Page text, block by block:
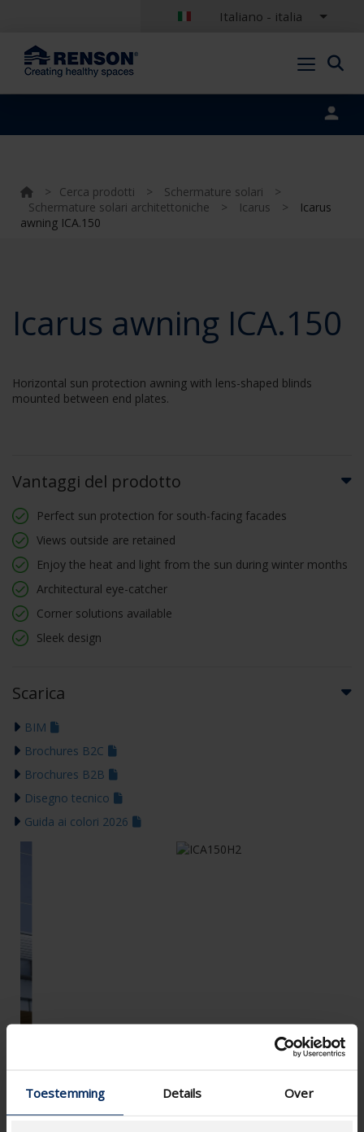
Toestemming Details Over
Italiano - italia
> Cerca prodotti > Schermature solari
>
Schermature solari architettoniche
> Icarus >
Icarus
awning ICA.150
Icarus awning ICA.150
Horizontal sun protection awning with lens-shaped blinds
mounted between end plates.
Vantaggi del prodotto
Perfect sun protection for south-facing facades
Views outside are retained
Enjoy the heat and light from the sun during winter months
Architectural eye-catcher
Corner solutions available
Sleek design
Scarica
BIM
Brochures B2C
Brochures B2B
Disegno tecnico
Guida ai colori 2026